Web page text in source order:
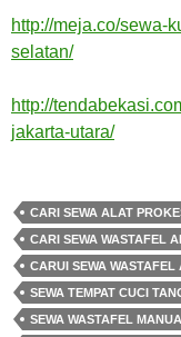
http://meja.co/sewa-
selatan/
http://
jakarta-utara/
CARI SEWA ALAT
CARI SEWA WASTAFEL
CARUI SEWA
SEWA TEMPAT CUCI
SEWA WASTAFEL